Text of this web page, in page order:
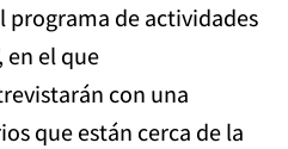
programa de actividades
en el que
con una
que están cerca de la